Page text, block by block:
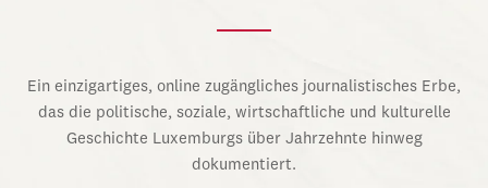
Ein einzigartiges, online zugängliches journalistisches Erbe,
das die politische, soziale, wirtschaftliche und kulturelle
Geschichte Luxemburgs über Jahrzehnte hinweg
dokumentiert.